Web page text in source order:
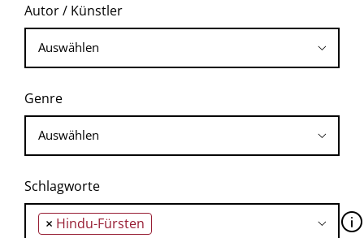
Autor / Künstler
Genre
Schlagworte
× Hindu-Fürsten 🛈